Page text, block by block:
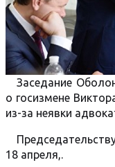
Заседание
о госизмене
из-за неявки
18 апреля,.